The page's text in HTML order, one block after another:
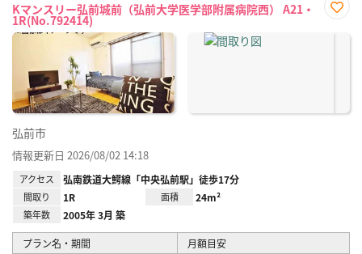
Kマンスリー弘前城前（弘前大学医学部附属病院西） A21・
1R(No.792414)
に入
弘前市
情報更新日 2026/08/02 14:18
アクセス 弘南鉄道大鰐線「中央弘前駅」徒歩17分
間取り 1R 面積 24m²
築年数 2005年 3月 築
プラン名・期間 月額目安